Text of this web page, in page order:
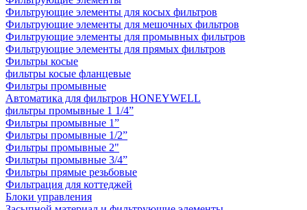
Фильтрующие элементы для косых фильтров
Фильтрующие элементы для мешочных фильтров
Фильтрующие элементы для промывных фильтров
Фильтрующие элементы для прямых фильтров
Фильтры косые
фильтры косые фланцевые
Фильтры промывные
Автоматика для фильтров HONEYWELL
фильтры промывные 1 1/4”
Фильтры промывные 1”
Фильтры промывные 1/2”
Фильтры промывные 2"
Фильтры промывные 3/4”
Фильтры прямые резьбовые
Фильтрация для коттеджей
Блоки управления